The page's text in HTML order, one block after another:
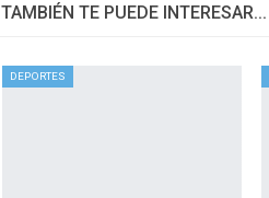
TAMBIÉN TE PUEDE INTERESAR...
DEPORTES